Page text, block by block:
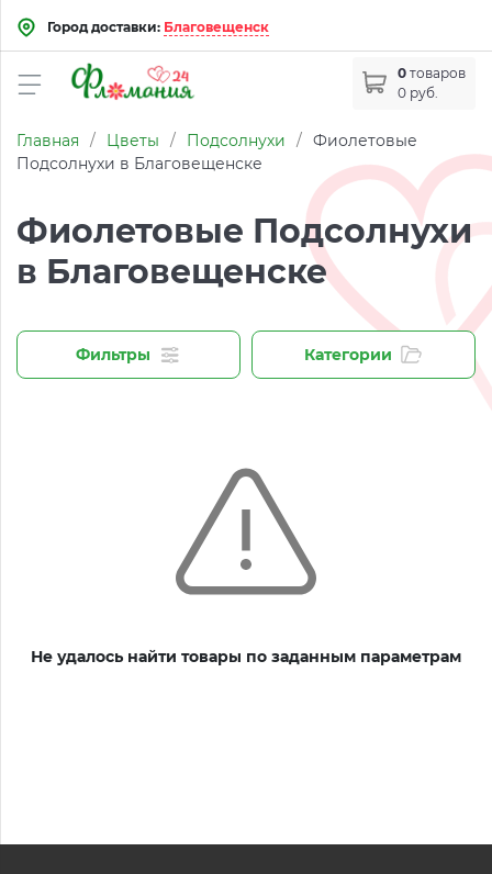
Город доставки: Благовещенск
0 товаров
0 руб.
Главная / Цветы / Подсолнухи / Фиолетовые
Подсолнухи в Благовещенске
Фиолетовые Подсолнухи
в Благовещенске
Фильтры Категории
Не удалось найти товары по заданным параметрам